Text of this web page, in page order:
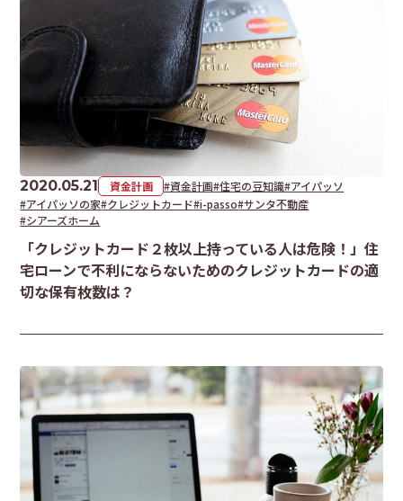
2020.05.21 資金計画 #資金計画#住宅の豆知識#アイパッソ
#アイパッソの家#クレジットカード#i-passo#サンタ不動産
#シアーズホーム
「クレジットカード２枚以上持っている人は危険！」住
宅ローンで不利にならないためのクレジットカードの適
切な保有枚数は？